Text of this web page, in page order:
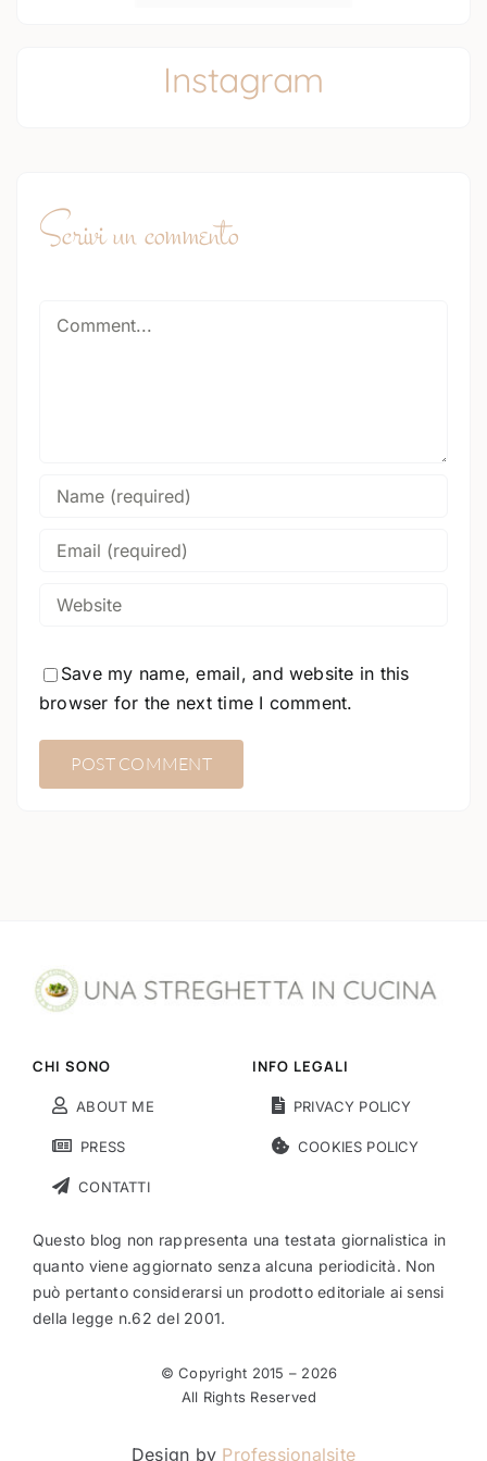
Instagram
Scrivi un commento
Save my name, email, and website in this
browser for the next time I comment.
CHI SONO
ABOUT ME
PRESS
CONTATTI
INFO LEGALI
PRIVACY POLICY
COOKIES POLICY
Questo blog non rappresenta una testata giornalistica in
quanto viene aggiornato senza alcuna periodicità. Non
può pertanto considerarsi un prodotto editoriale ai sensi
della legge n.62 del 2001.
© Copyright 2015 – 2026
All Rights Reserved
Design by Professionalsite